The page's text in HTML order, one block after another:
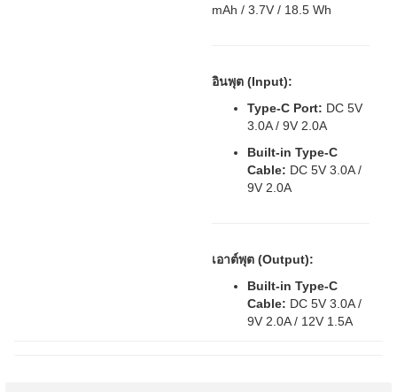
mAh / 3.7V / 18.5 Wh
อินพุต (Input):
Type-C Port: DC 5V
3.0A / 9V 2.0A
Built-in Type-C
Cable: DC 5V 3.0A /
9V 2.0A
เอาต์พุต (Output):
Built-in Type-C
Cable: DC 5V 3.0A /
9V 2.0A / 12V 1.5A